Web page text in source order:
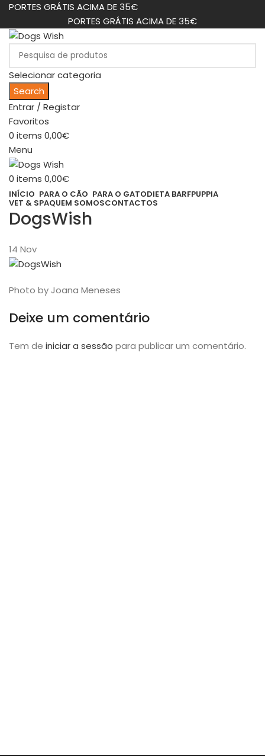
PORTES GRÁTIS ACIMA DE 35€
PORTES GRÁTIS ACIMA DE 35€
Selecionar categoria
Search
Entrar / Registar
Favoritos
0 items 0,00€
Menu
0 items 0,00€
INÍCIO PARA O CÃO PARA O GATODIETA BARFPUPPIA
VET & SPAQUEM SOMOSCONTACTOS
DogsWish
14 Nov
Photo by Joana Meneses
Deixe um comentário
Tem de iniciar a sessão para publicar um comentário.